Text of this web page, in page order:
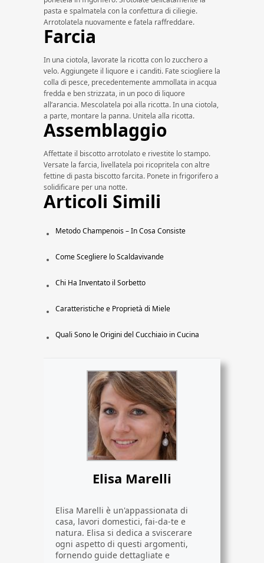
pasta e spalmatela con la confettura di ciliegie.
Arrotolatela nuovamente e fatela raffreddare.
Farcia
In una ciotola, lavorate la ricotta con lo zucchero a
velo. Aggiungete il liquore e i canditi. Fate sciogliere la
colla di pesce, precedentemente ammollata in acqua
fredda e ben strizzata, in un poco di liquore
all’arancia. Mescolatela poi alla ricotta. In una ciotola,
a parte, montare la panna. Unitela alla ricotta.
Assemblaggio
Affettate il biscotto arrotolato e rivestite lo stampo.
Versate la farcia, livellatela poi ricopritela con altre
fettine di pasta biscotto farcita. Ponete in frigorifero a
solidificare per una notte.
Articoli Simili
Metodo Champenois – In Cosa Consiste
Come Scegliere lo Scaldavivande
Chi Ha Inventato il Sorbetto
Caratteristiche e Proprietà di Miele
Quali Sono le Origini del Cucchiaio in Cucina
Elisa Marelli
Elisa Marelli è un'appassionata di
casa, lavori domestici, fai-da-te e
natura. Elisa si dedica a sviscerare
ogni aspetto di questi argomenti,
fornendo guide dettagliate e